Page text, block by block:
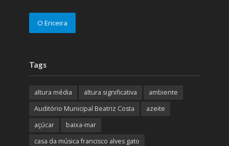
O Ericeira
Tags
altura média altura significativa
ambiente
Auditório Municipal Beatriz Costa
azeite
açúcar
baixa-mar
casa da música francisco alves gato